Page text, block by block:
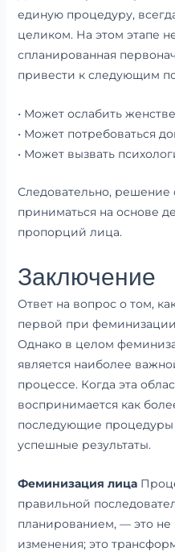
единую процедуру,
целиком. На этом этапе
спланированная
привести к следующим
• Может ослабить
• Может потребоваться
• Может вызвать
Следовательно,
приниматься на основе
пропорций лица.
Заключение
Ответ на вопрос о том,
первой при
Однако в целом
является наиболее
процессе. Когда эта
воспринимается как
последующие процедуры
успешные результаты.
Феминизация лица
правильной
планированием, — это
изменения; это